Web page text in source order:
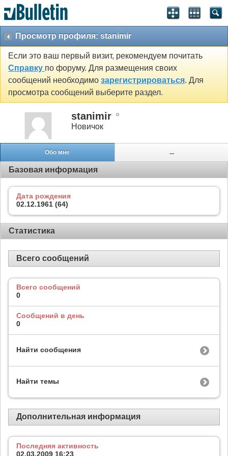
Просмотр профиля: stanimir
Если это ваш первый визит, рекомендуем почитать
Справку по форуму. Для размещения своих
сообщений необходимо зарегистрироваться. Для
просмотра сообщений выберите раздел.
stanimir
Новичок
Обо мне ...
Базовая информация
Дата рождения
02.12.1961 (64)
Статистика
Всего сообщений
Всего сообщений
0
Сообщений в день
0
Найти сообщения
Найти темы
Дополнительная информация
Последняя активность
02.03.2009 16:23